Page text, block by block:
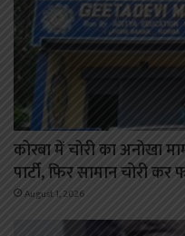
कोरबा में चोरी का अनोखा
पार्टी, फिर सामान चोरी
August 1, 2026